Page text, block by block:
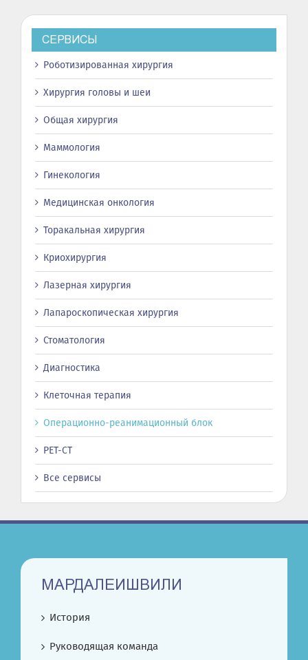
СЕРВИСЫ
Роботизированная хирургия
Хирургия головы и шеи
Общая хирургия
Маммология
Гинекология
Медицинская онкология
Торакальная хирургия
Криохирургия
Лазерная хирургия
Лапароскопическая хирургия
Стоматология
Диагностика
Клеточная терапия
Операционно-реанимационный блок
PET-CT
Все сервисы
МАРДАЛЕИШВИЛИ
История
Руководящая команда